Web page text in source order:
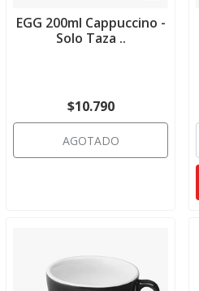
EGG 200ml Cappuccino -
Solo Taza ..
$10.790
AGOTADO